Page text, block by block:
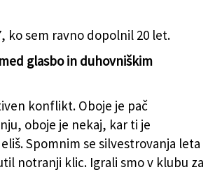
ko sem ravno dopolnil 20 let.
glasbo in duhovniškim
konflikt. Oboje je pač
oboje je nekaj, kar ti je
Spomnim se silvestrovanja leta
notranji klic. Igrali smo v klubu za